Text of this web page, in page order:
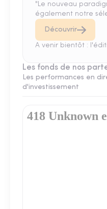
"Le nouveau
également notre
Découvrir
A venir bientôt :
Les fonds de nos
Les performances en
d'investissement